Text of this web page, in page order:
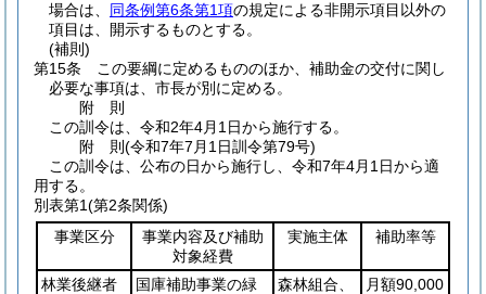
場合は、 同条例第6条第1項の規定による非開示項目以外の
項目は、開示するものとする。
(補則)
第15条
この要綱に定めるもののほか、補助金の交付に関し
必要な事項は、市長が別に定める。
附 則
この訓令は、令和2年4月1日から施行する。
附 則(令和7年7月1日訓令第79号)
この訓令は、公布の日から施行し、令和7年4月1日から適
用する。
別表第1(第2条関係)
事業区分
事業内容及び補助
対象経費
実施主体 補助率等
林業後継者
国庫補助事業の緑
森林組合、
月額90,000